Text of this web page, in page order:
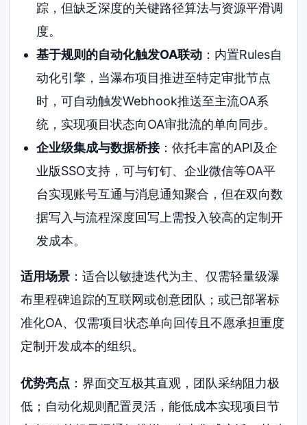
踪，但缺乏深度的关键路径算法与资源平滑调
度。
基于规则的自动化触发OA联动：内置Rules自
动化引擎，当瀑布项目推进至特定审批节点
时，可自动触发Webhook推送至主流OA系
统，实现项目状态向OA审批流的单向同步。
企业级集成与数据桥接：依托丰富的API及企
业版SSO支持，可与钉钉、企业微信等OA平
台实现账号互通与消息通知聚合，但在双向数
据写入与流程深度回写上需投入较高的定制开
发成本。
适用场景 ：适合以敏捷迭代为主、仅需轻量级瀑
布里程碑追踪的互联网或创意团队；或已部署标
准化OA、仅需项目状态单向回传且不愿承担重度
定制开发成本的组织。
优势亮点 ：界面交互极其直观，团队采纳阻力极
低；自动化规则配置灵活，能低成本实现项目节